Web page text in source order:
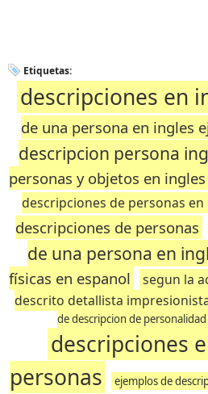
Etiquetas:
descripciones en
de una persona en ingles
descripcion persona
personas y objetos en ingles
descripciones de personas en
descripciones de personas
de una persona en
físicas en espanol
segun la
descrito detallista
de descripcion de
descripciones
personas
ejemplos de